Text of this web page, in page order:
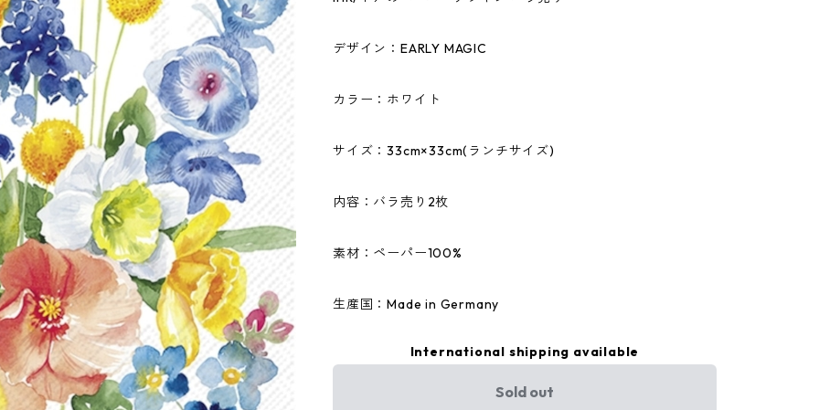
デザイン：EARLY MAGIC
カラー：ホワイト
サイズ：33cm×33cm(ランチサイズ)
内容：バラ売り2枚
素材：ペーパー100%
生産国：Made in Germany
International shipping available
Sold out